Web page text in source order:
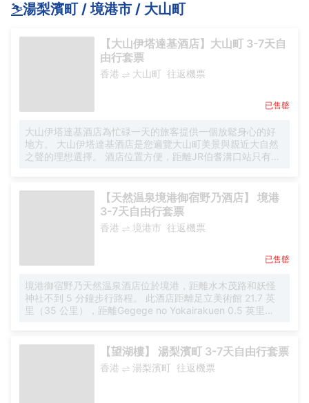
便到達。 酒店設有咖啡廳，您可在這裏放鬆身心，享受貼心
的服務。除此之外，我們還為您精心蒐集了周邊的餐飲信
Cafe Restaurant和Furusato Kenkomura Bussankan（咖啡
店）期待着您的光顧。 在漫長的一天結束後，遊客可以在桑
拿浴室進行放鬆，可大大提升您對酒店的滿意度。酒店配備
有會議廳，可供旅客使用。
⛷️湯梨濱町 / 境港市 / 大山町
【大山伊塔達基酒店】大山町 3-7天自
由行套票
香港 大山町 往返機票
已售罄
大山伊塔達基酒店為忙碌一天的旅客提供一個放鬆身心的好
地方。 大山伊塔達基酒店是您遍覽大山町美景與親近大自然
之聲的理想選擇。 酒店位置方便，距離JR伯耆溝口站只有
地從這家酒店看見大山町的景點。 當客人有多餘的休閒時
間，可使用現場的各種設施。 停車場現場提供給自己開車的
人， 這家酒店從未有過沉悶的時刻，我們的客人表示設施非
【天然温泉境港御宿野乃酒店】 境港
3-7天自由行套票
香港 境港市 往返機票
已售罄
境港御宿野乃天然温泉酒店位於境港，距離水木茂路和妖怪
神社不到 5 分鐘步行路程。 此酒店距離足立美術館 21.7 英
里（35 公里），距離Gegege no Yokairakuen 0.5 英里
乃天然温泉酒店，您可以去餐廳享用美餐。每天 6:30 至
9:30 提供收費的自助式早餐。 特色服務/設施包括乾洗/洗衣
服務、24 小時前台服務和行李寄存。酒店提供收費自助停
【望湖樓】 湯梨濱町 3-7天自由行套票
香港 湯梨濱町 往返機票